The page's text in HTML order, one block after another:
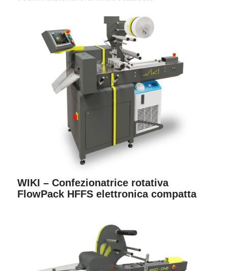
WIKI – Confezionatrice rotativa
FlowPack HFFS elettronica compatta